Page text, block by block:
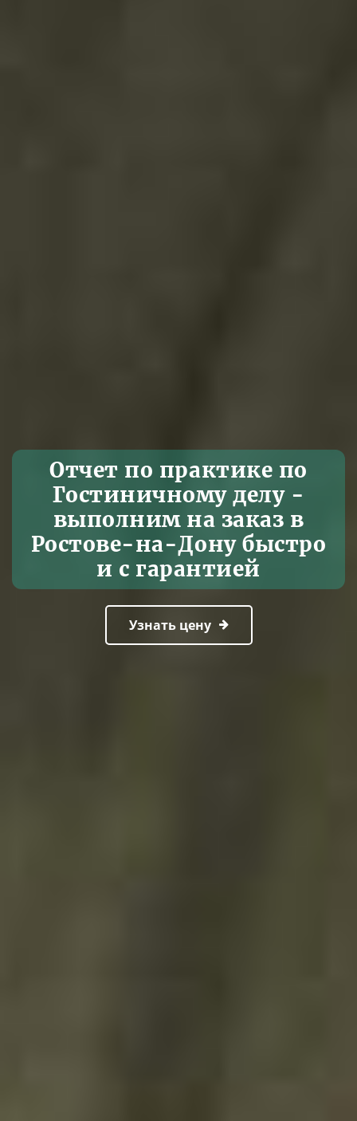
Отчет по практике по
Гостиничному делу -
выполним на заказ в
Ростове-на-Дону быстро
и с гарантией
Узнать цену